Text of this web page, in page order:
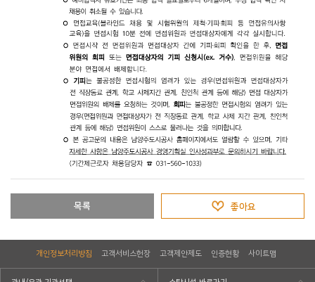
목록 좋아요
개인정보처리방침 고객서비스헌장 고객제안제도 인증현황 사이트맵